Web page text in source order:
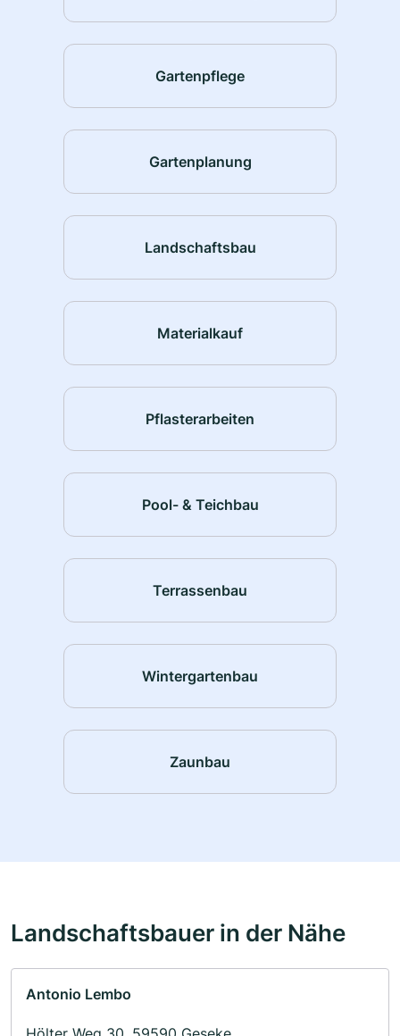
Gartenpflege
Gartenplanung
Landschaftsbau
Materialkauf
Pflasterarbeiten
Pool- & Teichbau
Terrassenbau
Wintergartenbau
Zaunbau
Landschaftsbauer in der Nähe
Antonio Lembo